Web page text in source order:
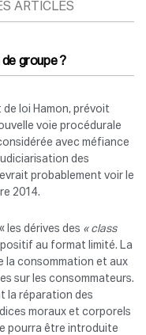
ARTICLES
groupe ?
loi Hamon, prévoit
voie procédurale
avec méfiance
des
probablement voir le
2014.
les dérives des « class
au format limité. La
la consommation et aux
sur les consommateurs.
la réparation des
moraux et corporels
pourra être introduite